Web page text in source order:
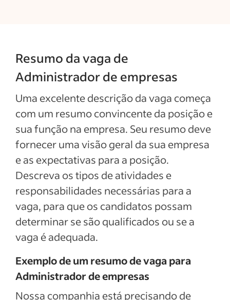
Resumo da vaga de
Administrador de empresas
Uma excelente descrição da vaga começa
com um resumo convincente da posição e
sua função na empresa. Seu resumo deve
fornecer uma visão geral da sua empresa
e as expectativas para a posição.
Descreva os tipos de atividades e
responsabilidades necessárias para a
vaga, para que os candidatos possam
determinar se são qualificados ou se a
vaga é adequada.
Exemplo de um resumo de vaga para
Administrador de empresas
Nossa companhia está precisando de